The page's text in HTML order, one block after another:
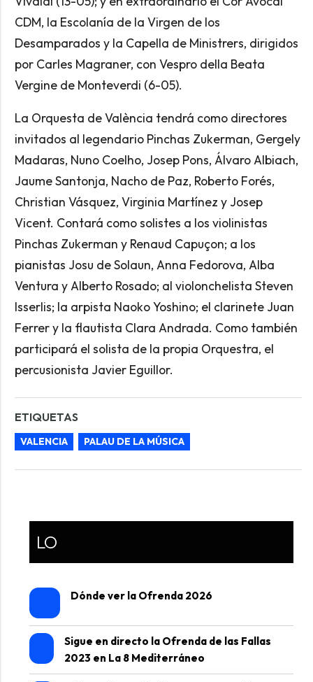
CDM, la Escolanía de la Virgen de los
Desamparados y la Capella de Ministrers, dirigidos
por Carles Magraner, con Vespro della Beata
Vergine de Monteverdi (6-05).
La Orquesta de València tendrá como directores
invitados al legendario Pinchas Zukerman, Gergely
Madaras, Nuno Coelho, Josep Pons, Álvaro Albiach,
Jaume Santonja, Nacho de Paz, Roberto Forés,
Christian Vásquez, Virginia Martínez y Josep
Vicent. Contará como solistes a los violinistas
Pinchas Zukerman y Renaud Capuçon; a los
pianistas Josu de Solaun, Anna Fedorova, Alba
Ventura y Alberto Rosado; al violonchelista Steven
Isserlis; la arpista Naoko Yoshino; el clarinete Juan
Ferrer y la flautista Clara Andrada. Como también
participará el solista de la propia Orquestra, el
percusionista Javier Eguillor.
ETIQUETAS
VALENCIA PALAU DE LA MÚSICA
LO
Dónde ver la Ofrenda 2026
Sigue en directo la Ofrenda de las Fallas
2023 en La 8 Mediterráneo